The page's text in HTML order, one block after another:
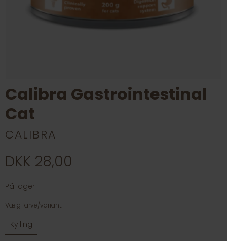
Calibra Gastrointestinal
Cat
CALIBRA
DKK 28,00
På lager
Vælg farve/variant:
Kylling